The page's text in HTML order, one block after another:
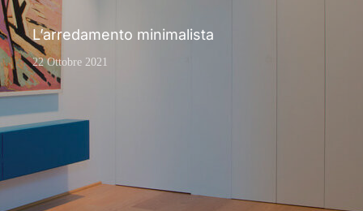
L’arredamento minimalista
22 Ottobre 2021